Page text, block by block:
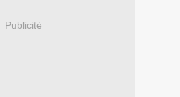
Publicité